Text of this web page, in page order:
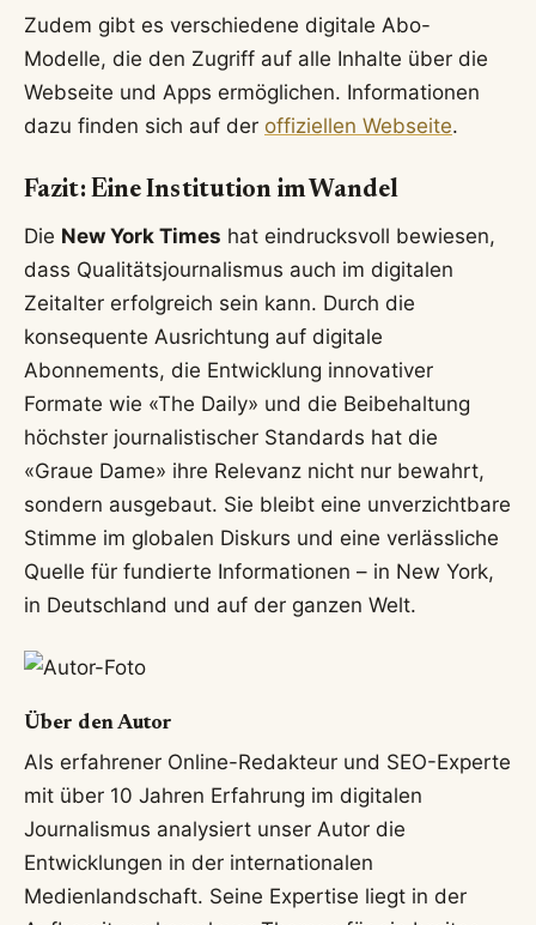
Zudem gibt es verschiedene digitale Abo-
Modelle, die den Zugriff auf alle Inhalte über die
Webseite und Apps ermöglichen. Informationen
dazu finden sich auf der offiziellen Webseite.
Fazit: Eine Institution im Wandel
Die New York Times hat eindrucksvoll bewiesen,
dass Qualitätsjournalismus auch im digitalen
Zeitalter erfolgreich sein kann. Durch die
konsequente Ausrichtung auf digitale
Abonnements, die Entwicklung innovativer
Formate wie «The Daily» und die Beibehaltung
höchster journalistischer Standards hat die
«Graue Dame» ihre Relevanz nicht nur bewahrt,
sondern ausgebaut. Sie bleibt eine unverzichtbare
Stimme im globalen Diskurs und eine verlässliche
Quelle für fundierte Informationen – in New York,
in Deutschland und auf der ganzen Welt.
Über den Autor
Als erfahrener Online-Redakteur und SEO-Experte
mit über 10 Jahren Erfahrung im digitalen
Journalismus analysiert unser Autor die
Entwicklungen in der internationalen
Medienlandschaft. Seine Expertise liegt in der